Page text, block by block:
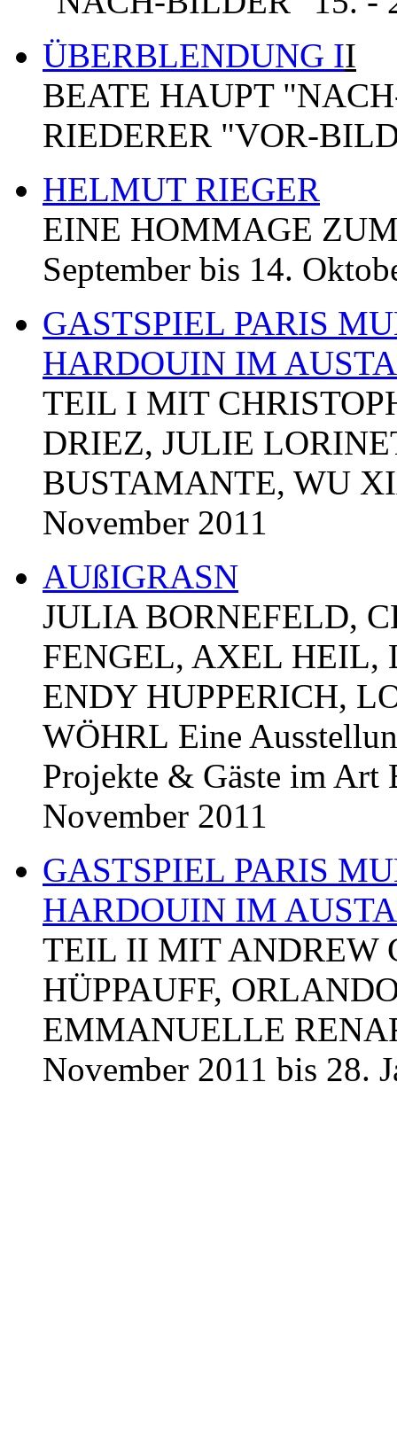
ÜBERBLENDUNG II
BEATE HAUPT
RIEDERER "VOR-
HELMUT RIEGER
EINE HOMMAGE
September bis 14.
GASTSPIEL PARIS
HARDOUIN IM
TEIL I MIT
DRIEZ, JULIE
BUSTAMANTE, WU
November 2011
AUßIGRASN
JULIA BORNEFELD,
FENGEL, AXEL HEIL,
ENDY HUPPERICH,
WÖHRL Eine
Projekte & Gäste im Art
November 2011
GASTSPIEL PARIS
HARDOUIN IM
TEIL II MIT ANDREW
HÜPPAUFF,
EMMANUELLE
November 2011 bis 28.